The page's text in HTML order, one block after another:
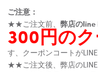
ご注意：
★★ご注文前、 弊店のline
300円の
す、クーポンコートが
★★ご注文後、弊店の